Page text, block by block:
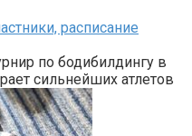
расписание
по бодибилдингу в
сильнейших атлетов